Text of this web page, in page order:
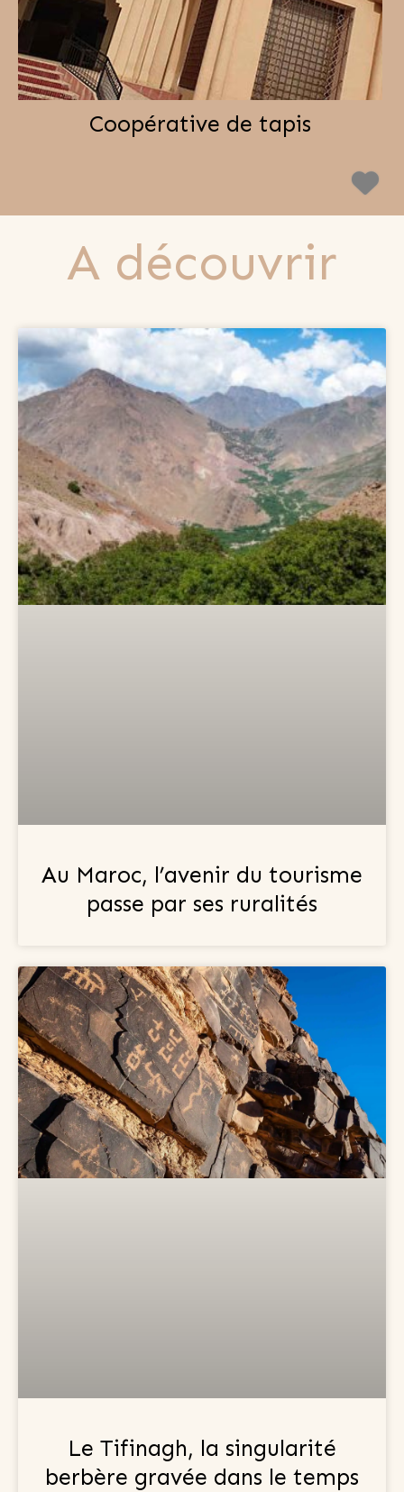
Coopérative de tapis
A découvrir
Au Maroc, l’avenir du tourisme
passe par ses ruralités
Le Tifinagh, la singularité
berbère gravée dans le temps